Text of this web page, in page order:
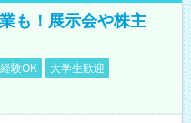
も！展示会や株主
験OK
大学生歓迎